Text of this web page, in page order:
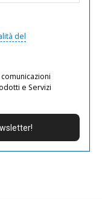
del
e Servizi